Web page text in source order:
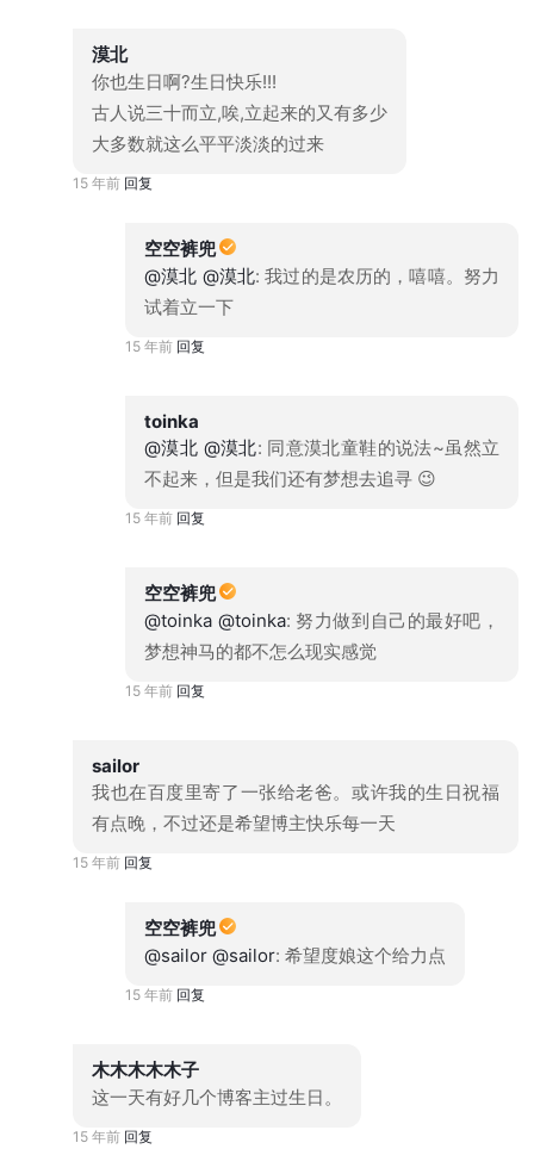
漠北
你也生日啊?生日快乐!!!
古人说三十而立,唉,立起来的又有多少
大多数就这么平平淡淡的过来
15 年前 回复
空空裤兜
@漠北 @漠北: 我过的是农历的，嘻嘻。努力
试着立一下
15 年前 回复
toinka
@漠北 @漠北: 同意漠北童鞋的说法~虽然立
不起来，但是我们还有梦想去追寻 😉
15 年前 回复
空空裤兜
@toinka @toinka: 努力做到自己的最好吧，
梦想神马的都不怎么现实感觉
15 年前 回复
sailor
我也在百度里寄了一张给老爸。或许我的生日祝福
有点晚，不过还是希望博主快乐每一天
15 年前 回复
空空裤兜
@sailor @sailor: 希望度娘这个给力点
15 年前 回复
木木木木木子
这一天有好几个博客主过生日。
15 年前 回复